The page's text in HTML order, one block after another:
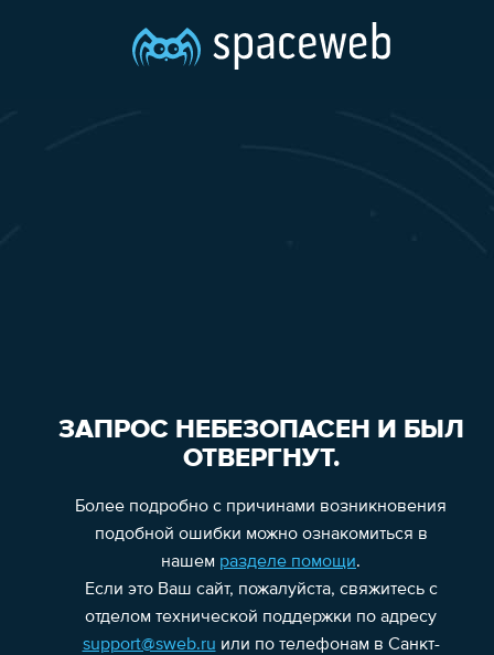
ЗАПРОС НЕБЕЗОПАСЕН И БЫЛ
ОТВЕРГНУТ.
Более подробно с причинами возникновения
подобной ошибки можно ознакомиться в
нашем разделе помощи.
Если это Ваш сайт, пожалуйста, свяжитесь с
отделом технической поддержки по адресу
support@sweb.ru или по телефонам в Санкт-